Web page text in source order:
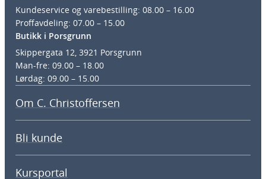
Kundeservice og varebestilling: 08.00 – 16.00
Proffavdeling: 07.00 – 15.00
Butikk i Porsgrunn
Skippergata 12, 3921 Porsgrunn
Man-fre: 09.00 – 18.00
Lørdag: 09.00 – 15.00
Om C. Christoffersen
Bli kunde
Kursportal